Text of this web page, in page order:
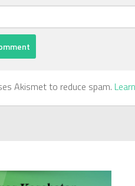
Akismet to reduce spam.